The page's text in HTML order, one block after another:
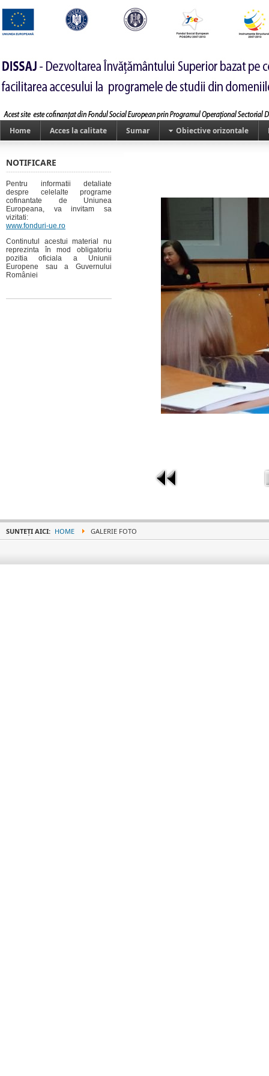
Home Acces la calitate Sumar Obiective orizontale
NOTIFICARE
Pentru informatii detaliate
despre celelalte programe
cofinantate de Uniunea
Europeana, va invitam sa
vizitati:
www.fonduri-ue.ro
Continutul acestui material nu
reprezinta în mod obligatoriu
pozitia oficiala a Uniunii
Europene sau a Guvernului
României
SUNTEȚI AICI: HOME GALERIE FOTO